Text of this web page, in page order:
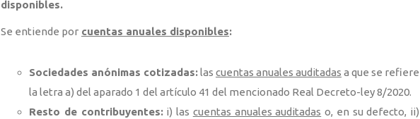
disponibles.
Se entiende por cuentas anuales disponibles:
Sociedades anónimas cotizadas: las cuentas anuales auditadas a que se refiere
la letra a) del aparado 1 del artículo 41 del mencionado Real Decreto-ley 8/2020.
Resto de contribuyentes:i) las cuentas anuales auditadas o, en su defecto, ii)